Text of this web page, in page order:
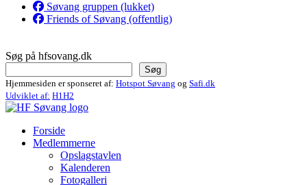
Søvang gruppen (lukket)
Friends of Søvang (offentlig)
Søg på hfsovang.dk
Søg
Hjemmesiden er sponseret af: Hotspot Søvang og Safi.dk
Udviklet af: H1H2
Forside
Medlemmerne
Opslagstavlen
Kalenderen
Fotogalleri